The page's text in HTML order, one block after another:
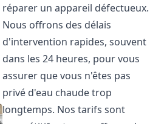
réparer un appareil défectueux.
Nous offrons des délais
d'intervention rapides, souvent
dans les 24 heures, pour vous
assurer que vous n'êtes pas
privé d'eau chaude trop
longtemps. Nos tarifs sont